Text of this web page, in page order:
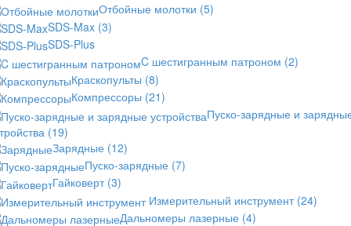
Отбойные молотки (5)
SDS-Max (3)
SDS-Plus
C шестигранным патроном (2)
Краскопульты (8)
Компрессоры (21)
Пуско-зарядные и
(19)
Зарядные (12)
Пуско-зарядные (7)
Гайковерт (3)
Измерительный инструмент (24)
Дальномеры лазерные (4)